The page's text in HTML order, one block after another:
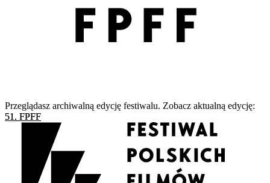
Przeglądasz archiwalną edycję festiwalu. Zobacz aktualną edycję:
51. FPFF